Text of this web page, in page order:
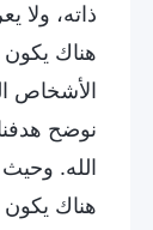
ذاته، ولا
هناك يكون
الأشخاص
نوضح
الله.
هناك يكون